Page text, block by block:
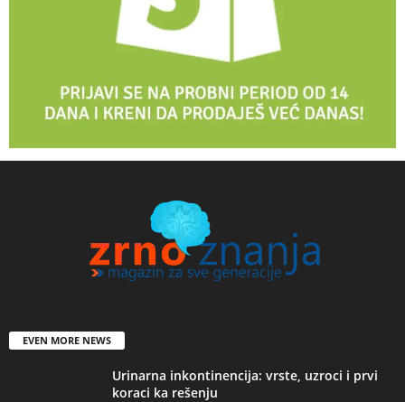
EVEN MORE NEWS
Urinarna inkontinencija: vrste, uzroci i prvi
koraci ka rešenju